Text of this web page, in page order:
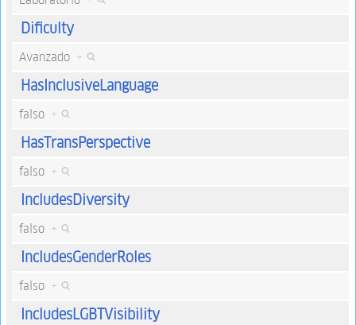
Dificulty
Avanzado +
HasInclusiveLanguage
falso +
HasTransPerspective
falso +
IncludesDiversity
falso +
IncludesGenderRoles
falso +
IncludesLGBTVisibility